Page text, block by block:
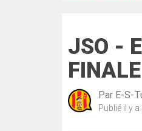
JSO -
FINALE
Par E-S-
Publié il y